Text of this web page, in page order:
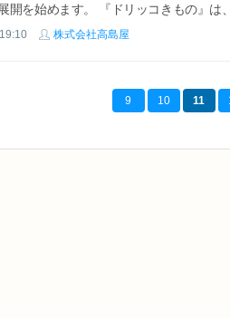
開を始めます。 『ドリッコきもの』は
現代に合わせて、襦袢不要のスタイル
19:10 株式会社高島屋
9 10 11